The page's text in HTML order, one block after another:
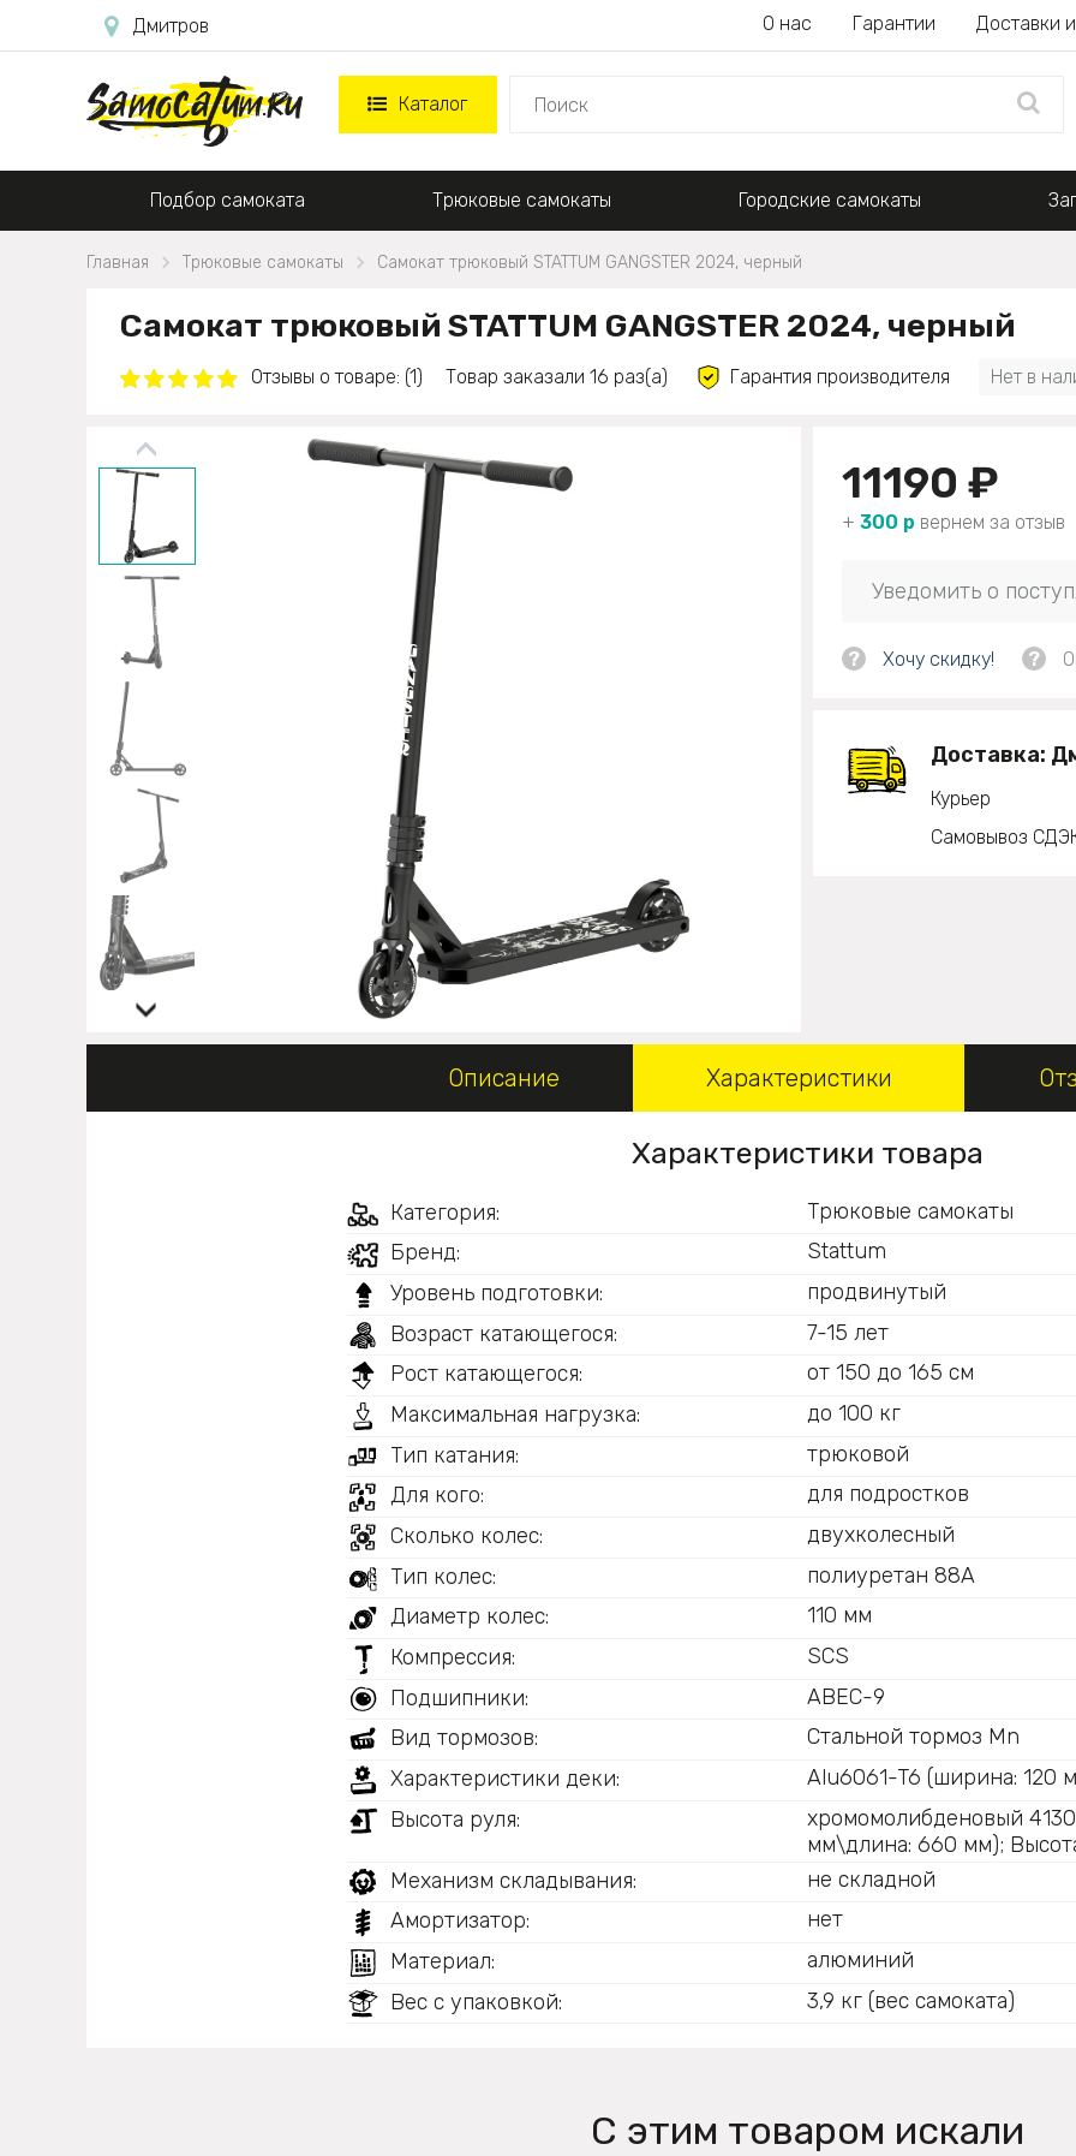
Дмитров О нас Гарантии Доставки
Каталог
Подбор самоката Трюковые самокаты Городские самокаты
Главная Трюковые самокаты Самокат трюковый STATTUM GANGSTER 2024, черный
Самокат трюковый STATTUM GANGSTER 2024, черный
Отзывы о товаре: (1) Товар заказали 16 раз(а) Гарантия производителя Нет в
11190 ₽
+ 300 р вернем за отзыв
Уведомить о
? Хочу скидку! ?
Доставка:
Курьер
Самовывоз
Описание Характеристики
Характеристики товара
Категория:
Трюковые самокаты
Бренд:
Stattum
Уровень подготовки:
продвинутый
Возраст катающегося:
7-15 лет
Рост катающегося:
от 150 до 165 см
Максимальная нагрузка:
до 100 кг
Тип катания:
трюковой
Для кого:
для подростков
Сколько колес:
двухколесный
Тип колес:
полиуретан 88А
Диаметр колес:
110 мм
Компрессия:
SCS
Подшипники:
ABEC-9
Вид тормозов:
Стальной тормоз Mn
Характеристики деки:
Alu6061-T6 (ширина: 120
Высота руля:
хромомолибденовый
мм\длина: 660 мм);
Механизм складывания:
не складной
Амортизатор:
нет
Материал:
алюминий
Вес с упаковкой:
3,9 кг (вес самоката)
С этим товаром искали